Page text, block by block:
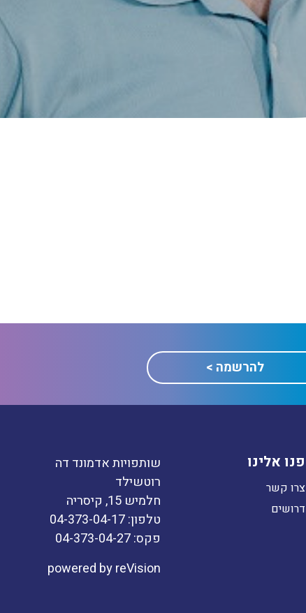
פנו אלינו
צרו קשר
דרושים
שותפויות אדמונד דה
רוטשילד
חלמיש 15, קיסריה
טלפון: 04-373-04-17
פקס: 04-373-04-27
powered byreVision